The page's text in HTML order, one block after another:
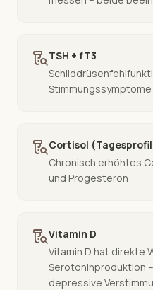
lab_researchTSH + fT3
lab_researchCortisol
Chronisch erhöhtes
und Progesteron
lab_researchVitamin D
Vitamin D hat direkte
Serotoninproduktion
depressive